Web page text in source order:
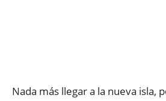
Nada más llegar a la nueva isla,